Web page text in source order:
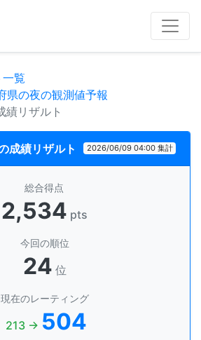
一覧
県の夜の観測値予報
績リザルト
成績リザルト 2026/06/09 04:00 集計
総合得点
2,534 pts
今回の順位
24 位
現在のレーティング
213 → 504